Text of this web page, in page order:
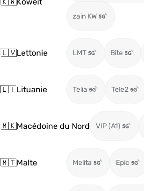
zain KW
🇱🇻Lettonie LMT Bite
🇱🇹Lituanie Telia Tele2
🇲🇰Macédoine du Nord VIP (A1)
🇲🇹Malte Melita Epic